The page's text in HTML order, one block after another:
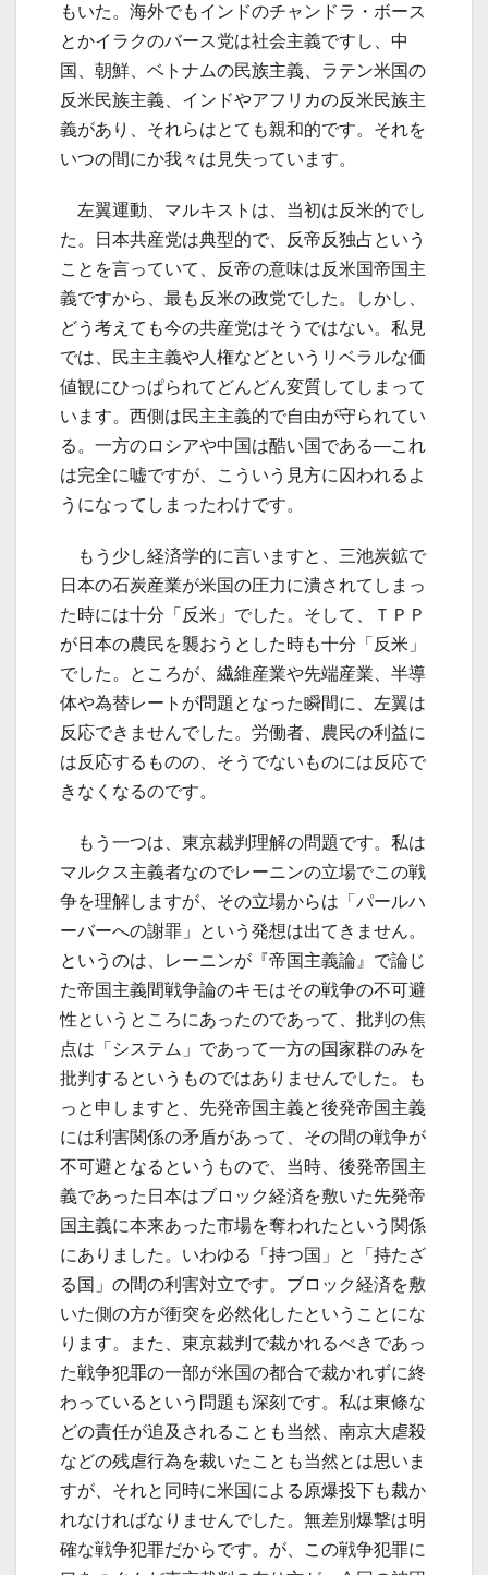
もいた。海外でもインドのチャンドラ・ボース
とかイラクのバース党は社会主義ですし、中
国、朝鮮、ベトナムの民族主義、ラテン米国の
反米民族主義、インドやアフリカの反米民族主
義があり、それらはとても親和的です。それを
いつの間にか我々は見失っています。
左翼運動、マルキストは、当初は反米的でし
た。日本共産党は典型的で、反帝反独占という
ことを言っていて、反帝の意味は反米国帝国主
義ですから、最も反米の政党でした。しかし、
どう考えても今の共産党はそうではない。私見
では、民主主義や人権などというリベラルな価
値観にひっぱられてどんどん変質してしまって
います。西側は民主主義的で自由が守られてい
る。一方のロシアや中国は酷い国である―これ
は完全に嘘ですが、こういう見方に囚われるよ
うになってしまったわけです。
もう少し経済学的に言いますと、三池炭鉱で
日本の石炭産業が米国の圧力に潰されてしまっ
た時には十分「反米」でした。そして、ＴＰＰ
が日本の農民を襲おうとした時も十分「反米」
でした。ところが、繊維産業や先端産業、半導
体や為替レートが問題となった瞬間に、左翼は
反応できませんでした。労働者、農民の利益に
は反応するものの、そうでないものには反応で
きなくなるのです。
もう一つは、東京裁判理解の問題です。私は
マルクス主義者なのでレーニンの立場でこの戦
争を理解しますが、その立場からは「パールハ
ーバーへの謝罪」という発想は出てきません。
というのは、レーニンが『帝国主義論』で論じ
た帝国主義間戦争論のキモはその戦争の不可避
性というところにあったのであって、批判の焦
点は「システム」であって一方の国家群のみを
批判するというものではありませんでした。も
っと申しますと、先発帝国主義と後発帝国主義
には利害関係の矛盾があって、その間の戦争が
不可避となるというもので、当時、後発帝国主
義であった日本はブロック経済を敷いた先発帝
国主義に本来あった市場を奪われたという関係
にありました。いわゆる「持つ国」と「持たざ
る国」の間の利害対立です。ブロック経済を敷
いた側の方が衝突を必然化したということにな
ります。また、東京裁判で裁かれるべきであっ
た戦争犯罪の一部が米国の都合で裁かれずに終
わっているという問題も深刻です。私は東條な
どの責任が追及されることも当然、南京大虐殺
などの残虐行為を裁いたことも当然とは思いま
すが、それと同時に米国による原爆投下も裁か
れなければなりませんでした。無差別爆撃は明
確な戦争犯罪だからです。が、この戦争犯罪に